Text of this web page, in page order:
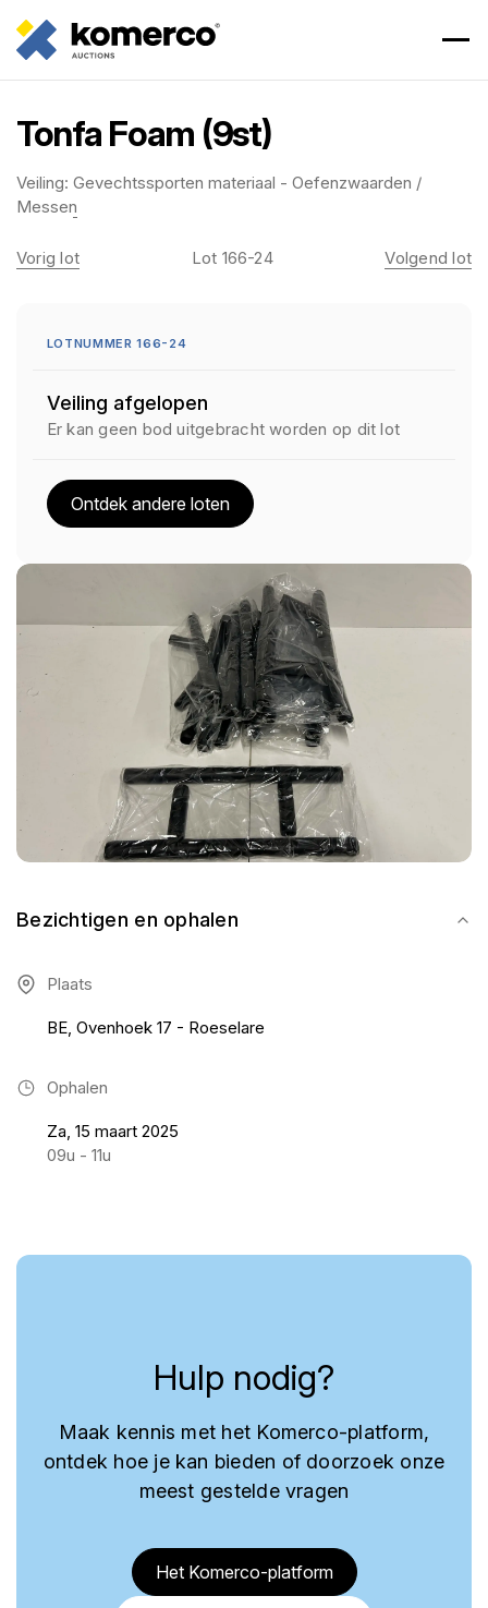
Tonfa Foam (9st)
Veiling: Gevechtssporten materiaal - Oefenzwaarden /
Messen
Bezichtigen en ophalen
Plaats
BE, Ovenhoek 17 - Roeselare
Ophalen
Za, 15 maart 2025
09u - 11u
Vorig lot Lot 166-24 Volgend lot
LOTNUMMER 166-24
Veiling afgelopen
Er kan geen bod uitgebracht worden op dit lot
Ontdek andere loten
Hulp nodig?
Maak kennis met het Komerco-platform,
ontdek hoe je kan bieden of doorzoek onze
meest gestelde vragen
Het Komerco-platform